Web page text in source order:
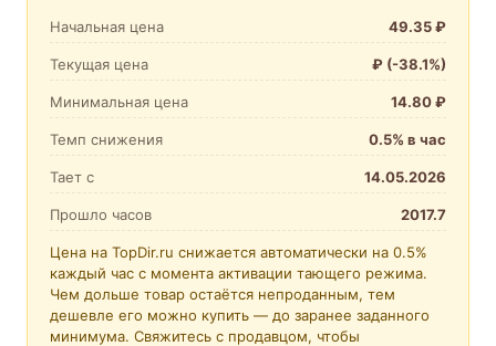
Начальная цена 49.35 ₽
Текущая цена ₽ (-38.1%)
Минимальная цена 14.80 ₽
Темп снижения 0.5% в час
Тает с 14.05.2026
Прошло часов 2017.7
Цена на TopDir.ru снижается автоматически на 0.5%
каждый час с момента активации тающего режима.
Чем дольше товар остаётся непроданным, тем
дешевле его можно купить — до заранее заданного
минимума. Свяжитесь с продавцом, чтобы